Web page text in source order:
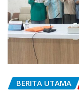
BERITA UTAMA